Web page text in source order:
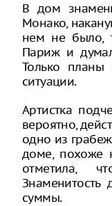
В дом
Монако,
нем не было,
Париж и
Только планы
ситуации.
Артистка
вероятно,
одно из
доме, похоже
отметила,
суммы.